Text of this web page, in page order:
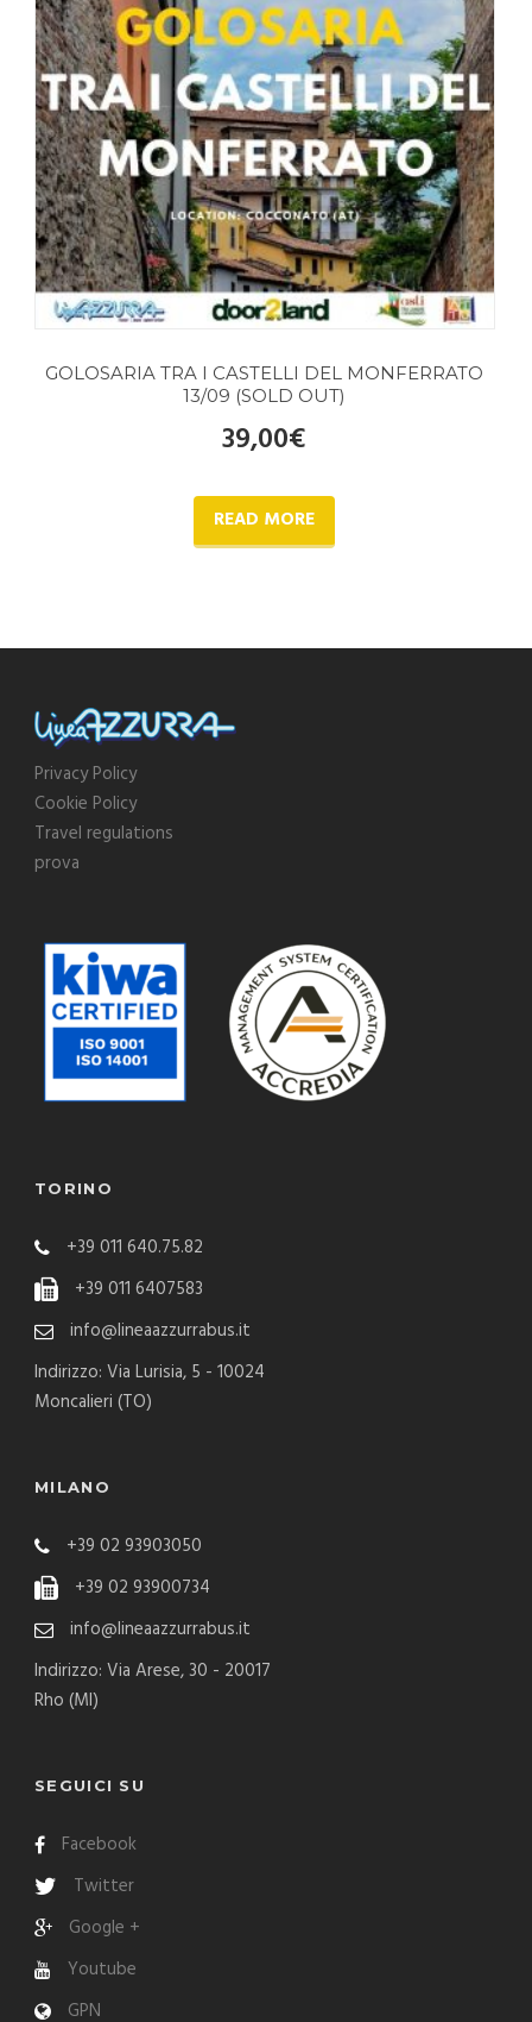
GOLOSARIA TRA I CASTELLI DEL MONFERRATO
13/09 (SOLD OUT)
39,00€
READ MORE
Privacy Policy
Cookie Policy
Travel regulations
prova
TORINO
+39 011 640.75.82
+39 011 6407583
info@lineaazzurrabus.it
Indirizzo: Via Lurisia, 5 - 10024
Moncalieri (TO)
MILANO
+39 02 93903050
+39 02 93900734
info@lineaazzurrabus.it
Indirizzo: Via Arese, 30 - 20017
Rho (MI)
SEGUICI SU
Facebook
Twitter
Google +
Youtube
GPN